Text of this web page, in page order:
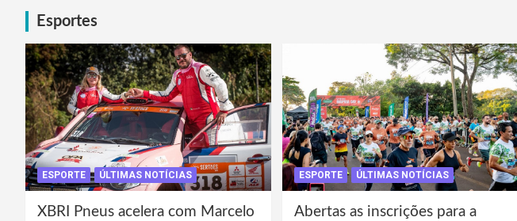
Esportes
ESPORTE ÚLTIMAS NOTÍCIAS
XBRI Pneus acelera com Marcelo
ESPORTE ÚLTIMAS NOTÍCIAS
Abertas as inscrições para a